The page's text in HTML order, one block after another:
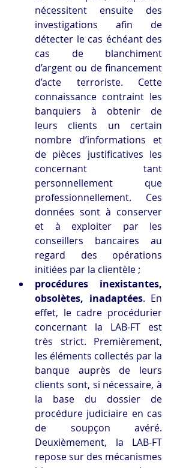
nécessitent ensuite des
investigations afin de
détecter le cas échéant des
cas de blanchiment
d’argent ou de financement
d’acte terroriste. Cette
connaissance contraint les
banquiers à obtenir de
leurs clients un certain
nombre d’informations et
de pièces justificatives les
concernant tant
personnellement que
professionnellement. Ces
données sont à conserver
et à exploiter par les
conseillers bancaires au
regard des opérations
initiées par la clientèle ;
procédures inexistantes,
obsolètes, inadaptées. En
effet, le cadre procédurier
concernant la LAB-FT est
très strict. Premièrement,
les éléments collectés par la
banque auprès de leurs
clients sont, si nécessaire, à
la base du dossier de
procédure judiciaire en cas
de soupçon avéré.
Deuxièmement, la LAB-FT
repose sur des mécanismes